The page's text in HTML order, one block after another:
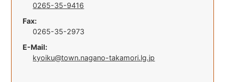
0265-35-9416
Fax:
0265-35-2973
E-Mail:
kyoiku@town.nagano-takamori.lg.jp